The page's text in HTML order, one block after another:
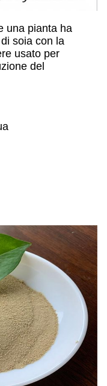
una pianta ha
soia con la
usato per
del